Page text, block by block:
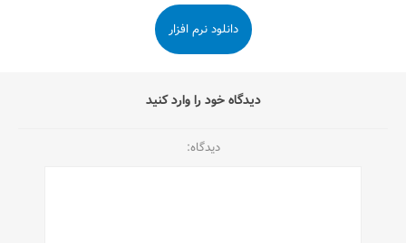
دانلود نرم افزار
دیدگاه خود را وارد کنید
دیدگاه: